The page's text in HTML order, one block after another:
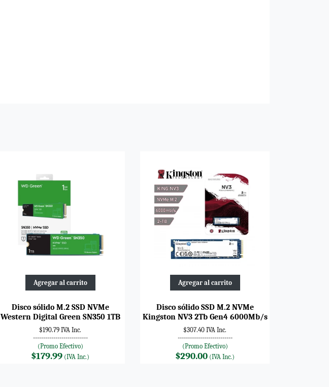
Agregar al carrito
Disco sólido M.2 SSD NVMe
Western Digital Green SN350 1TB
$190.79 IVA Inc.
---------------------------
(Promo Efectivo)
$179.99 (IVA Inc.)
Agregar al carrito
Disco sólido SSD M.2 NVMe
Kingston NV3 2Tb Gen4 6000Mb/s
$307.40 IVA Inc.
---------------------------
(Promo Efectivo)
$290.00 (IVA Inc.)